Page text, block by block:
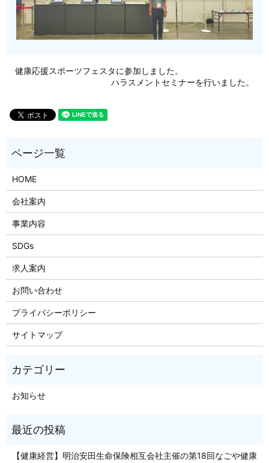
健康応援スポーツフェスタに参加しました。
ハラスメントセミナーを行いました。
HOME
会社案内
事業内容
SDGs
求人案内
お問い合わせ
プライバシーポリシー
サイトマップ
お知らせ
【健康経営】明治安田生命保険相互会社主催の第18回なごや健康